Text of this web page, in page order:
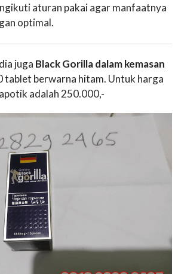
aturan pakai agar manfaatnya
optimal.
juga Black Gorilla dalam kemasan
tablet berwarna hitam. Untuk harga
adalah 250.000,-